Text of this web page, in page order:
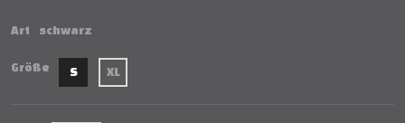
Art schwarz
Größe S XL